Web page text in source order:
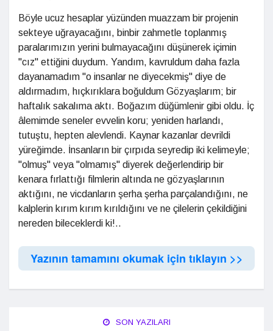
Böyle ucuz hesaplar yüzünden muazzam bir projenin
sekteye uğrayacağını, binbir zahmetle toplanmış
paralarımızın yerini bulmayacağını düşünerek içimin
"cız" ettiğini duydum. Yandım, kavruldum daha fazla
dayanamadım "o insanlar ne diyecekmiş" diye de
aldırmadım, hıçkırıklara boğuldum Gözyaşlarım; bir
haftalık sakalıma aktı. Boğazım düğümlenir gibi oldu. İç
âlemimde seneler evvelin koru; yeniden harlandı,
tutuştu, hepten alevlendi. Kaynar kazanlar devrildi
yüreğimde. İnsanların bir çırpıda seyredip iki kelimeyle;
"olmuş" veya "olmamış" diyerek değerlendirip bir
kenara fırlattığı filmlerin altında ne gözyaşlarının
aktığını, ne vicdanların şerha şerha parçalandığını, ne
kalplerin kırım kırım kırıldığını ve ne çilelerin çekildiğini
nereden bileceklerdi ki!..
Yazının tamamını okumak için tıklayın >>
SON YAZILARI